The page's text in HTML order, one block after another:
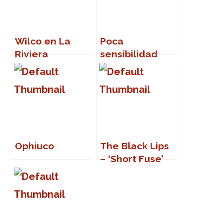
Wilco en La
Riviera
(Madrid)
Poca
sensibilidad
Ophiuco
The Black Lips
– ‘Short Fuse’